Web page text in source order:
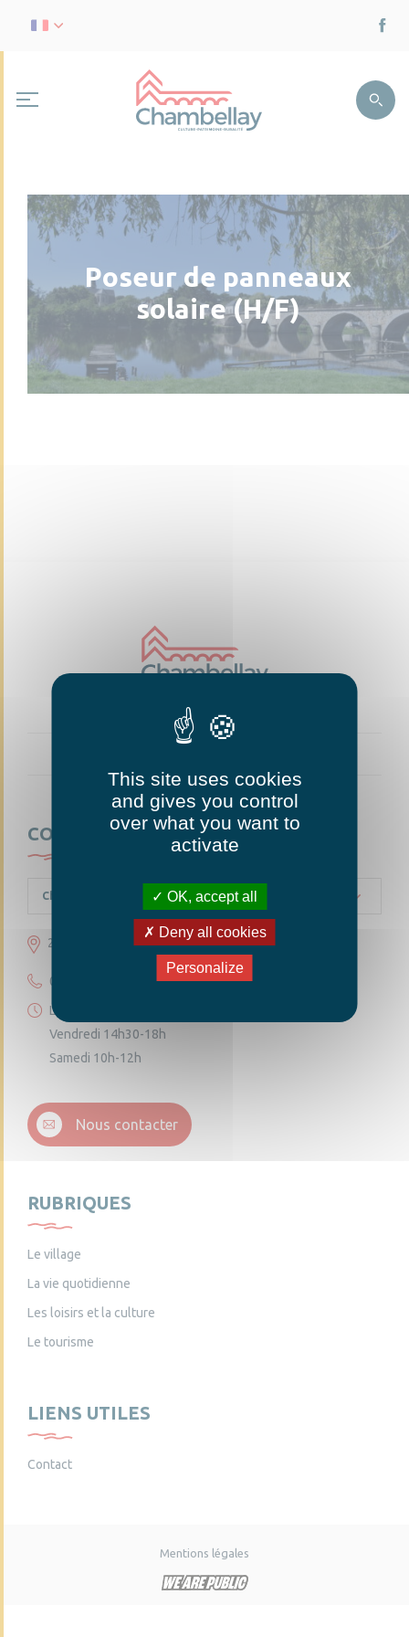
Poseur de panneaux
solaire (H/F)
CONTACTEZ-NOUS
Chambellay
23 grande rue 49220 Chambellay
02 41 95 10 54
Lundi 14h30-18h
Vendredi 14h30-18h
Samedi 10h-12h
Nous contacter
RUBRIQUES
Le village
La vie quotidienne
Les loisirs et la culture
Le tourisme
LIENS UTILES
Contact
Mentions légales
This site uses cookies
and gives you control
over what you want to
activate
OK, accept all
Deny all cookies
Personalize